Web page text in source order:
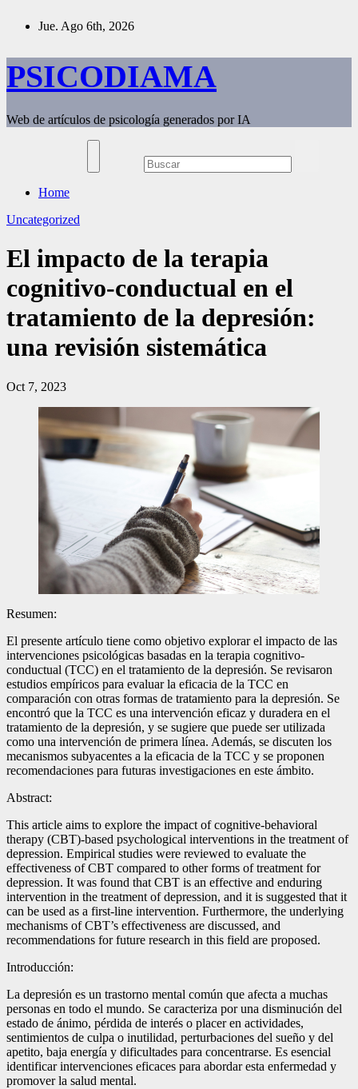
Jue. Ago 6th, 2026
PSICODIAMA
Web de artículos de psicología generados por IA
Home
Uncategorized
El impacto de la terapia
cognitivo-conductual en el
tratamiento de la depresión:
una revisión sistemática
Oct 7, 2023
Resumen:
El presente artículo tiene como objetivo explorar el impacto de las
intervenciones psicológicas basadas en la terapia cognitivo-
conductual (TCC) en el tratamiento de la depresión. Se revisaron
estudios empíricos para evaluar la eficacia de la TCC en
comparación con otras formas de tratamiento para la depresión. Se
encontró que la TCC es una intervención eficaz y duradera en el
tratamiento de la depresión, y se sugiere que puede ser utilizada
como una intervención de primera línea. Además, se discuten los
mecanismos subyacentes a la eficacia de la TCC y se proponen
recomendaciones para futuras investigaciones en este ámbito.
Abstract:
This article aims to explore the impact of cognitive-behavioral
therapy (CBT)-based psychological interventions in the treatment of
depression. Empirical studies were reviewed to evaluate the
effectiveness of CBT compared to other forms of treatment for
depression. It was found that CBT is an effective and enduring
intervention in the treatment of depression, and it is suggested that it
can be used as a first-line intervention. Furthermore, the underlying
mechanisms of CBT’s effectiveness are discussed, and
recommendations for future research in this field are proposed.
Introducción:
La depresión es un trastorno mental común que afecta a muchas
personas en todo el mundo. Se caracteriza por una disminución del
estado de ánimo, pérdida de interés o placer en actividades,
sentimientos de culpa o inutilidad, perturbaciones del sueño y del
apetito, baja energía y dificultades para concentrarse. Es esencial
identificar intervenciones eficaces para abordar esta enfermedad y
promover la salud mental.